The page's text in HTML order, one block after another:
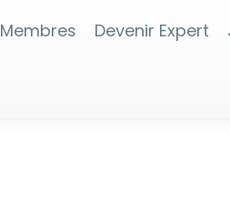
Membres Devenir Expert